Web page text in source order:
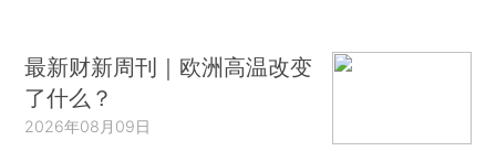
最新财新周刊｜欧洲高温改变
了什么？
2026年08月09日